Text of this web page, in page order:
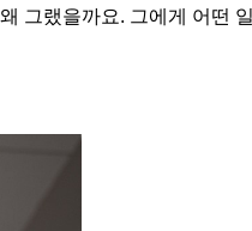
그랬을까요. 그에게 어떤